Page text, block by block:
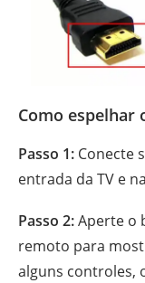
Como espelhar
Passo 1: Conecte
entrada da TV e
Passo 2:Aperte o
remoto para
alguns controles,